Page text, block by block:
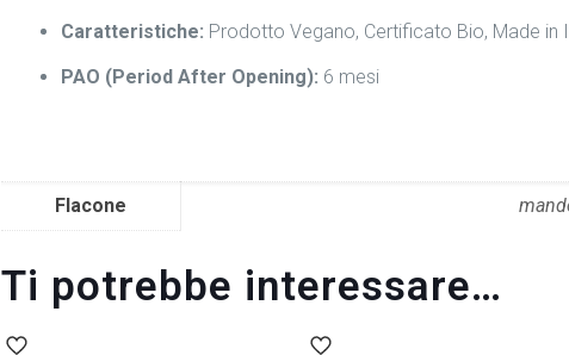
Caratteristiche: Prodotto Vegano, Certificato Bio, Made in
PAO (Period After Opening): 6 mesi
Flacone
Ti potrebbe interessare…